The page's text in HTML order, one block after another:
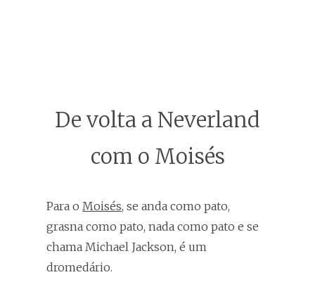
De volta a Neverland
com o Moisés
Para o Moisés, se anda como pato,
grasna como pato, nada como pato e se
chama Michael Jackson, é um
dromedário.